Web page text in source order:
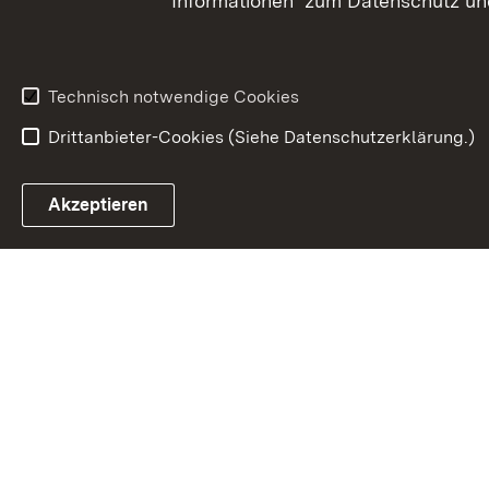
Technisch notwendige Cookies
Drittanbieter-Cookies (Siehe Datenschutzerklärung.)
Akzeptieren